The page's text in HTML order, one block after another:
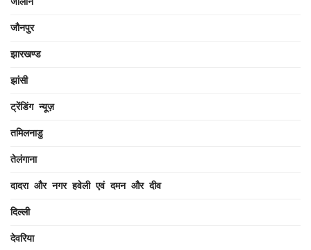
जौनपुर
झारखण्ड
झांसी
ट्रेंडिंग न्यूज़
तमिलनाडु
तेलंगाना
दादरा और नगर हवेली एवं दमन और दीव
दिल्ली
देवरिया